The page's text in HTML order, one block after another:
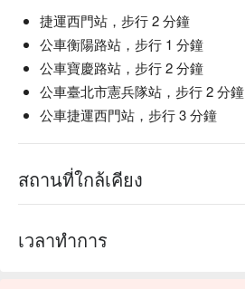
捷運西門站，步行 2 分鐘
公車衡陽路站，步行 1 分鐘
公車寶慶路站，步行 2 分鐘
公車臺北市憲兵隊站，步行 2 分鐘
公車捷運西門站，步行 3 分鐘
สถานที่ใกล้เคียง
เวลาทำการ